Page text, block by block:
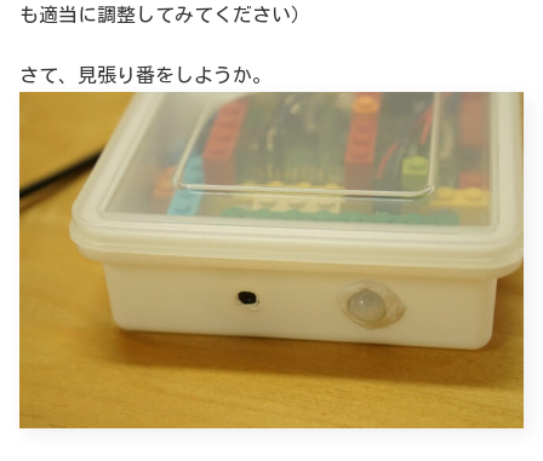
も適当に調整してみてください）
さて、見張り番をしようか。